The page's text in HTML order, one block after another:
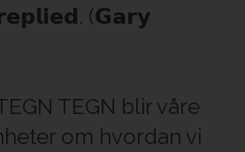
(𝗚𝗮𝗿𝘆
TEGN blir våre
om hvordan vi